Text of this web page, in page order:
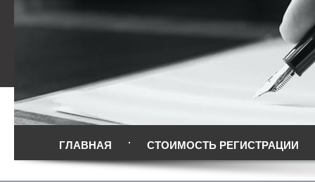
ГЛАВНАЯ СТОИМОСТЬ РЕГИСТРАЦИИ